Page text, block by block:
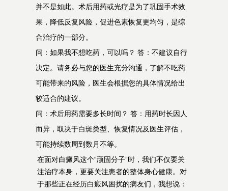
并不是如此。术后用药或光疗是为了巩固手术效
果，降低反复风险，促进色素恢复更均匀，是综
合治疗的一部分。
问：如果我不想吃药，可以吗？ 答：不建议自行
决定。请务必与您的医生充分沟通，了解不吃药
可能带来的风险，医生会根据您的具体情况给出
较适合的建议。
问：术后用药需要多长时间？ 答：用药时长因人
而异，取决于白斑类型、恢复情况及医生评估，
可能持续数周到数月不等。
在面对白癜风这个“顽固分子”时，我们不仅要关
注治疗本身，更要关注患者的整体身心健康。对
于那些正在经历白癜风困扰的病友们，我想说：